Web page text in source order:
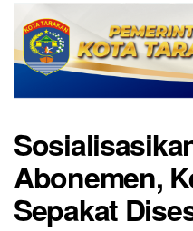
Abonemen,
Sepakat